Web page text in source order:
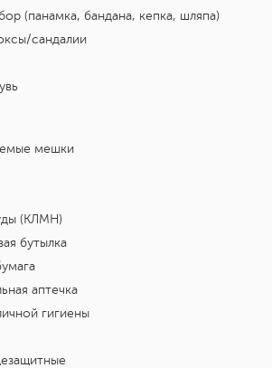
(панамка, бандана, кепка, шляпа)
сандалии
мешки
(КЛМН)
бутылка
аптечка
гигиены